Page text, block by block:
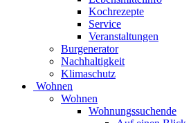
Kochrezepte
Service
Veranstaltungen
Burgenerator
Nachhaltigkeit
Klimaschutz
Wohnen
Wohnen
Wohnungssuchende